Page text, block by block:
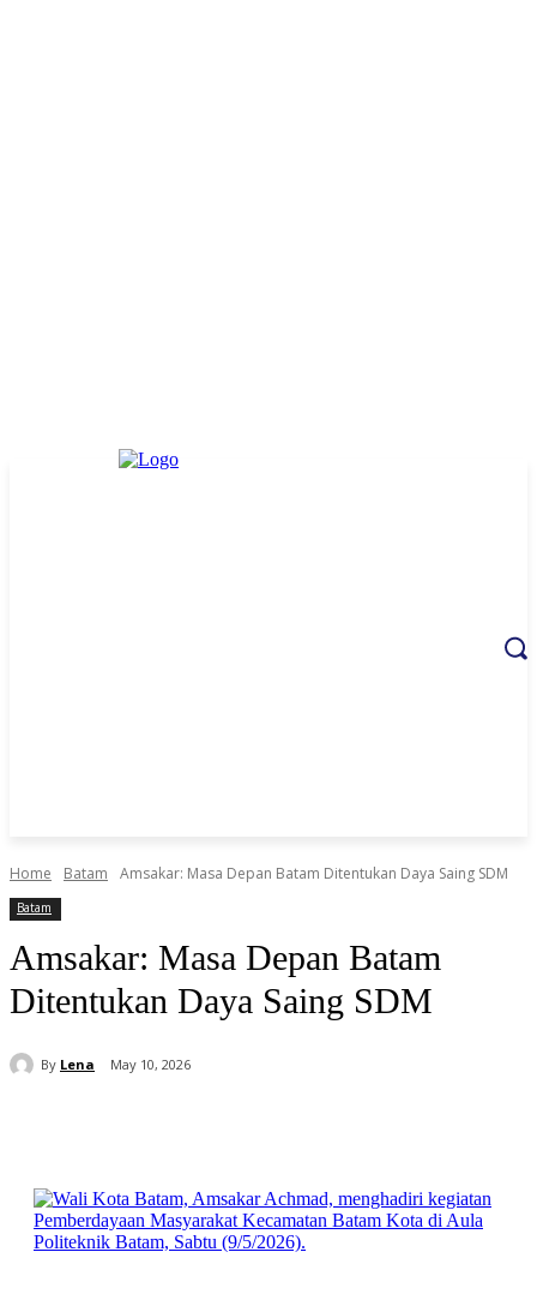
Home Batam Amsakar: Masa Depan Batam Ditentukan Daya Saing SDM
Batam
Amsakar: Masa Depan Batam
Ditentukan Daya Saing SDM
By Lena May 10, 2026